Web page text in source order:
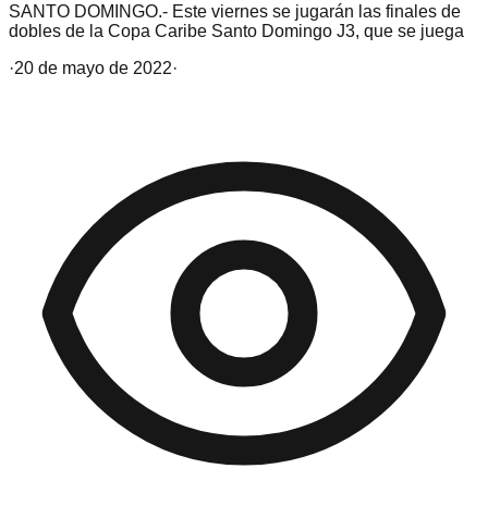
SANTO DOMINGO.- Este viernes se jugarán las finales de
dobles de la Copa Caribe Santo Domingo J3, que se juega
·20 de mayo de 2022·